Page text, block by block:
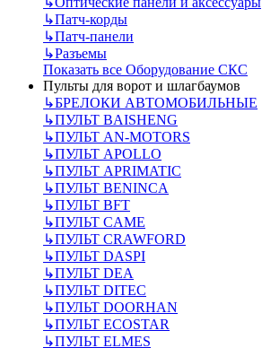
↳Патч-корды
↳Патч-панели
↳Разъемы
Показать все Оборудование СКС
Пульты для ворот и шлагбаумов
↳БРЕЛОКИ АВТОМОБИЛЬНЫЕ
↳ПУЛЬТ BAISHENG
↳ПУЛЬТ AN-MOTORS
↳ПУЛЬТ APOLLO
↳ПУЛЬТ APRIMATIC
↳ПУЛЬТ BENINCA
↳ПУЛЬТ BFT
↳ПУЛЬТ CAME
↳ПУЛЬТ CRAWFORD
↳ПУЛЬТ DASPI
↳ПУЛЬТ DEA
↳ПУЛЬТ DITEC
↳ПУЛЬТ DOORHAN
↳ПУЛЬТ ECOSTAR
↳ПУЛЬТ ELMES